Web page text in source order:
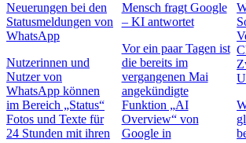
Neuerungen bei den
Statusmeldungen von
WhatsApp
Nutzerinnen und
Nutzer von
WhatsApp können
im Bereich „Status“
Fotos und Texte für
24 Stunden mit ihren
Mensch fragt Google
– KI antwortet
Vor ein paar Tagen ist
die bereits im
vergangenen Mai
angekündigte
Funktion „AI
Overview“ von
Google in